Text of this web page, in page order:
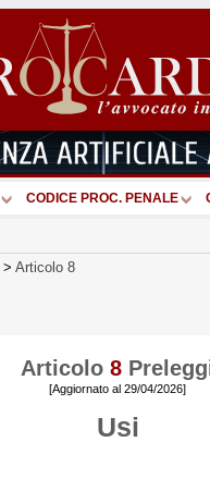
CODICE PROC. PENALE
> Articolo 8
Articolo 8
[Aggiornato al 29/04/2026]
Usi